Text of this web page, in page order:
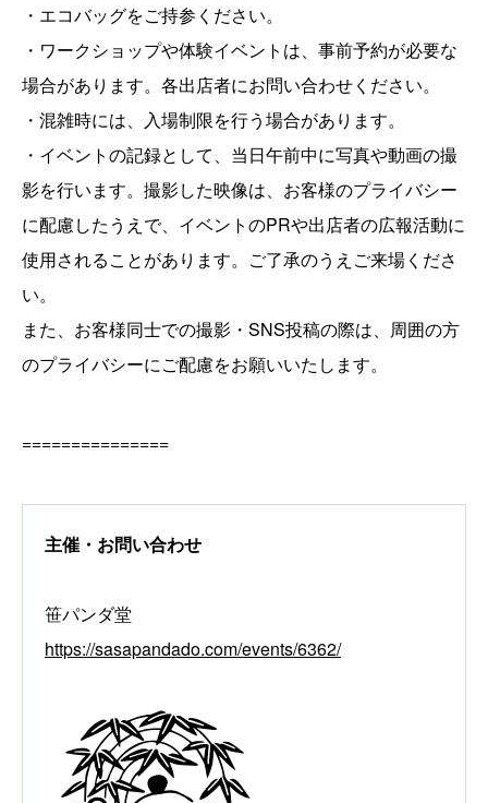
・エコバッグをご持参ください。
・ワークショップや体験イベントは、事前予約が必要な
場合があります。各出店者にお問い合わせください。
・混雑時には、入場制限を行う場合があります。
・イベントの記録として、当日午前中に写真や動画の撮
影を行います。撮影した映像は、お客様のプライバシー
に配慮したうえで、イベントのPRや出店者の広報活動に
使用されることがあります。ご了承のうえご来場くださ
い。
また、お客様同士での撮影・SNS投稿の際は、周囲の方
のプライバシーにご配慮をお願いいたします。
===============
主催・お問い合わせ
笹パンダ堂
https://sasapandado.com/events/6362/